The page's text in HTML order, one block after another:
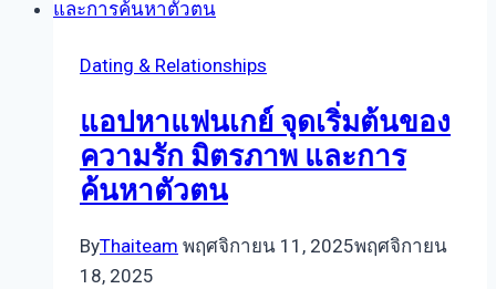
ได้
ยาก
ต้อง
เจอ
คน
เข้าใจ
Dating & Relationships
แอปหาแฟนเกย์ จุดเริ่มต้นของ
ความรัก มิตรภาพ และการ
ค้นหาตัวตน
ByThaiteam พฤศจิกายน 11, 2025พฤศจิกายน
18, 2025